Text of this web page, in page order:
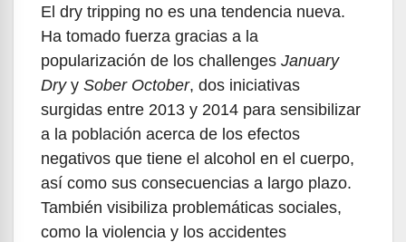
El dry tripping no es una tendencia nueva.
Ha tomado fuerza gracias a la
popularización de los challenges January
Dryy Sober October, dos iniciativas
surgidas entre 2013 y 2014 para sensibilizar
a la población acerca de los efectos
negativos que tiene el alcohol en el cuerpo,
así como sus consecuencias a largo plazo.
También visibiliza problemáticas sociales,
como la violencia y los accidentes